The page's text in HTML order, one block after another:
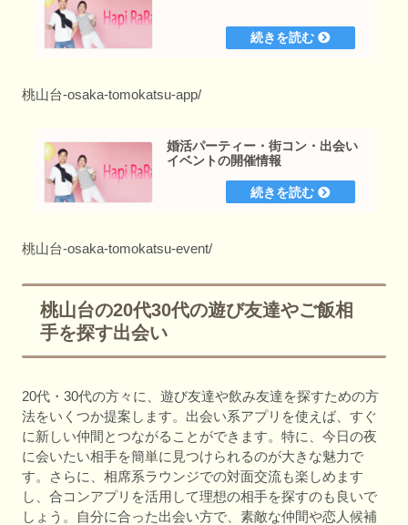
桃山台-osaka-tomokatsu-app/
婚活パーティー・街コン・出会い
イベントの開催情報
桃山台-osaka-tomokatsu-event/
桃山台の20代30代の遊び友達やご飯相
手を探す出会い
20代・30代の方々に、遊び友達や飲み友達を探すための方
法をいくつか提案します。出会い系アプリを使えば、すぐ
に新しい仲間とつながることができます。特に、今日の夜
に会いたい相手を簡単に見つけられるのが大きな魅力で
す。さらに、相席系ラウンジでの対面交流も楽しめます
し、合コンアプリを活用して理想の相手を探すのも良いで
しょう。自分に合った出会い方で、素敵な仲間や恋人候補